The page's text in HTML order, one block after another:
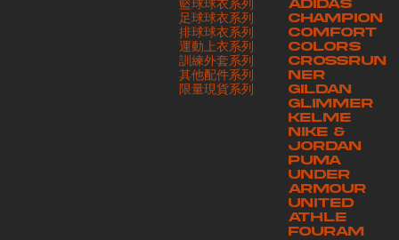
/ 貨品提取 商品製作完成後，4AM 團隊將聯絡貴客安排貨款餘額及提取
貨品。貴客可選擇最適合的付款方式以及取貨安排
隊核實有關款項 - 任何轉帳或換匯交易手續費等額外費用，一概不歸屬
本公司之責任 - 貴客請於收獲本公司正式訂購單據後 3 個工作天內安排
付款。如未能按期繳付所需款項，貴客須緻交因逾期所衍生之額外行政費
3個工作天｜到付｜​ - 貴客請於貨品可取日起之 10 個工作天內安排提取
貨品，如逾期未取，本公司將不予保存相關貨品。有關貨款訂金將不予歸
還，貴客仍須負責貨款餘額 - 貴客請於收貨時小心核對貨品數量及檢查
貨品品質 - 基於 S.F. Express / GoGoVan 等託運商為第三方服務，
本公司將保證貨品安全到達第三方手中。如第三方在運送過程中引致任何
有關貨品之遺失、損毀、誤投或運送延誤，本公司一律不負責
籃球球衣系列
足球球衣系列
排球球衣系列
運動上衣系列
訓練外套系列
其他配件系列
​限量現貨系列
ADIDAS
CHAMPION
COMFORT
COLORS
CROSSRUN
NER
GILDAN
GLIMMER
KELME
NIKE &
JORDAN
PUMA
UNDER
ARMOUR
UNITED
ATHLE
FOURAM